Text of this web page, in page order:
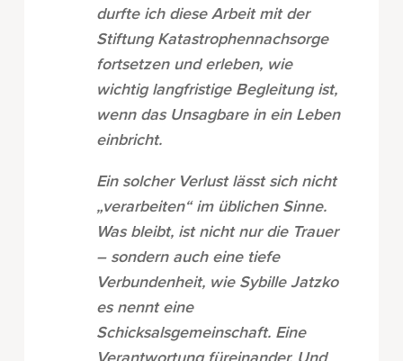
durfte ich diese Arbeit mit der
Stiftung Katastrophennachsorge
fortsetzen und erleben, wie
wichtig langfristige Begleitung ist,
wenn das Unsagbare in ein Leben
einbricht.
Ein solcher Verlust lässt sich nicht
„verarbeiten“ im üblichen Sinne.
Was bleibt, ist nicht nur die Trauer
– sondern auch eine tiefe
Verbundenheit, wie Sybille Jatzko
es nennt eine
Schicksalsgemeinschaft. Eine